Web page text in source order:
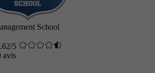
School
5
avis